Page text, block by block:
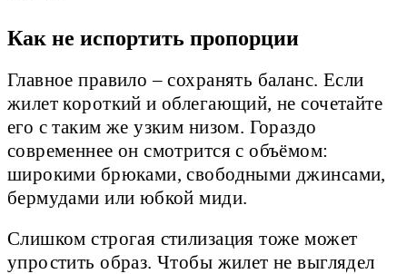
Как не испортить пропорции
Главное правило – сохранять баланс. Если
жилет короткий и облегающий, не сочетайте
его с таким же узким низом. Гораздо
современнее он смотрится с объёмом:
широкими брюками, свободными джинсами,
бермудами или юбкой миди.
Слишком строгая стилизация тоже может
упростить образ. Чтобы жилет не выглядел